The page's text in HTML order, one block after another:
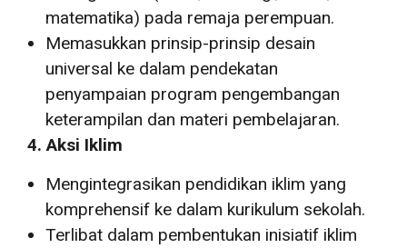
matematika) pada remaja perempuan.
Memasukkan prinsip-prinsip desain
universal ke dalam pendekatan
penyampaian program pengembangan
keterampilan dan materi pembelajaran.
4. Aksi Iklim
Mengintegrasikan pendidikan iklim yang
komprehensif ke dalam kurikulum sekolah.
Terlibat dalam pembentukan inisiatif iklim